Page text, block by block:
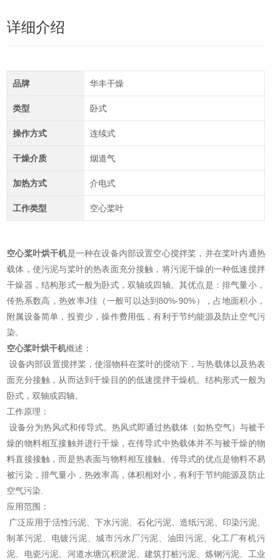
详细介绍
品牌 华丰干燥
类型 卧式
操作方式 连续式
干燥介质 烟道气
加热方式 介电式
工作类型 空心桨叶
空心桨叶烘干机是一种在设备内部设置空心搅拌桨，并在桨叶内通热
载体，使污泥与桨叶的热表面充分接触，将污泥干燥的一种低速搅拌
干燥器，结构形式一般为卧式，双轴或四轴。其优点是：排气量小，
传热系数高，热效率J佳（一般可以达到80%-90%），占地面积小，
附属设备简单，投资少，操作费用低，有利于节约能源及防止空气污
染。
空心桨叶烘干机概述：
设备内部设置搅拌桨，使湿物科在桨叶的搅动下，与热载体以及热表
面充分接触，从而达到干燥目的的低速搅拌干燥机。结构形式一般为
卧式，双轴或四轴。
工作原理：
设备分为热风式和传导式。热风式即通过热载体（如热空气）与被干
燥的物料相互接触并进行干燥，在传导式中热载体并不与被干燥的物
料直接接触，而是热表面与物料相互接触。传导式的优点是物料不易
被污染，排气量小，热效率高，体积相对小，有利于节约能源及防止
空气污染.
应用范围：
广泛应用于活性污泥、下水污泥、石化污泥、造纸污泥、印染污泥、
制革污泥、电镀污泥、城市污水厂污泥、油田污泥、化工厂有机污
泥、电瓷污泥、河道水塘沉积淤泥、建筑打桩污泥、炼钢污泥、工业